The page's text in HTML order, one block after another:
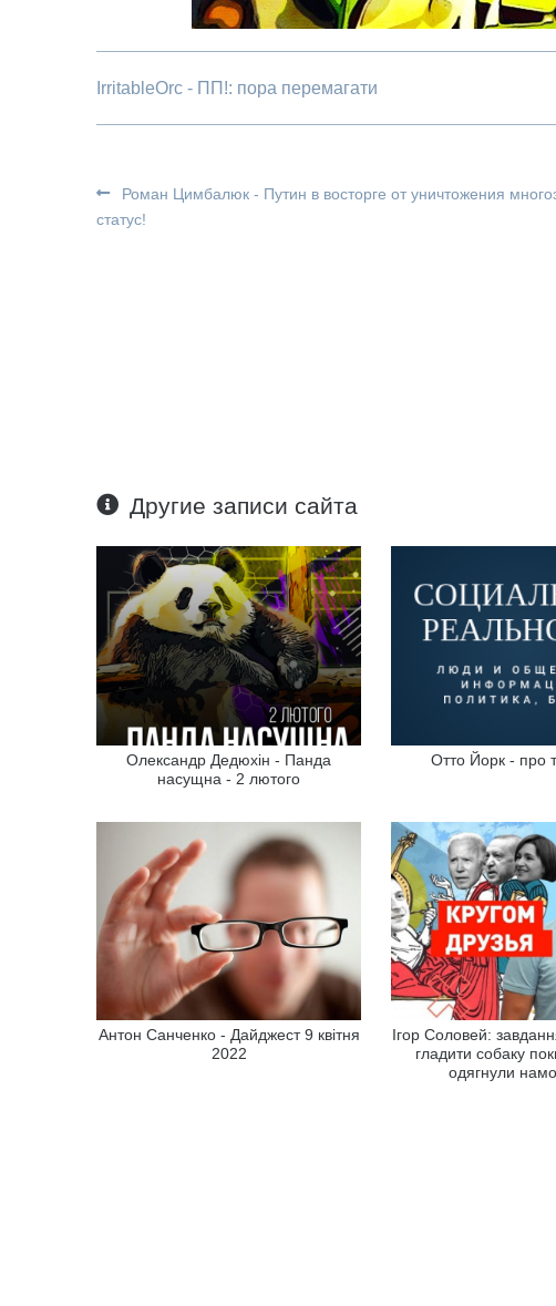
IrritableOrc - ПП!: пора перемагати
Роман Цимбалюк - Путин в восторге от уничтожения
статус!
Другие записи сайта
Олександр Дедюхін - Панда
насущна - 2 лютого
Отто Йорк - про
Антон Санченко - Дайджест 9 квітня
2022
Ігор Соловей:
гладити собаку
одягнули